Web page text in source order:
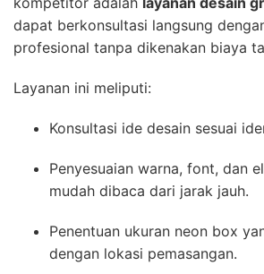
dapat berkonsultasi langsung
profesional tanpa dikenakan biaya
Layanan ini meliputi:
Konsultasi ide desain sesuai
Penyesuaian warna, font, dan
mudah dibaca dari jarak jauh.
Penentuan ukuran neon box
dengan lokasi pemasangan.